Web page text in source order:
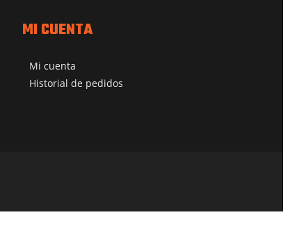
MI CUENTA
Mi cuenta
Historial de pedidos